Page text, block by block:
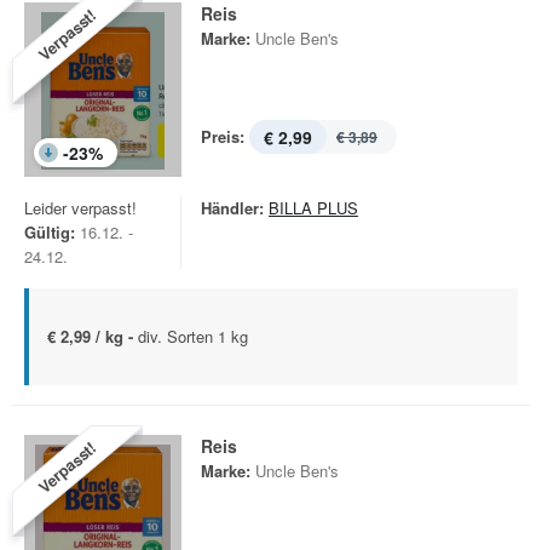
Verpasst!
-23%
Reis
Marke: Uncle Ben's
Preis: € 2,99 € 3,89
Leider verpasst!
Gültig: 16.12. -
24.12.
Händler: BILLA PLUS
€ 2,99 / kg - div. Sorten 1 kg
Verpasst! Reis
Marke: Uncle Ben's